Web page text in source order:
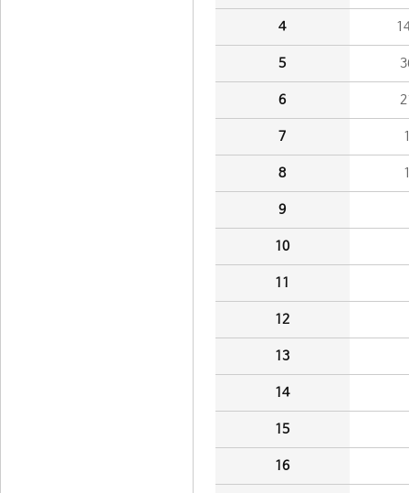
4
5
6
7
8
9
10
11
12
13
14
15
16